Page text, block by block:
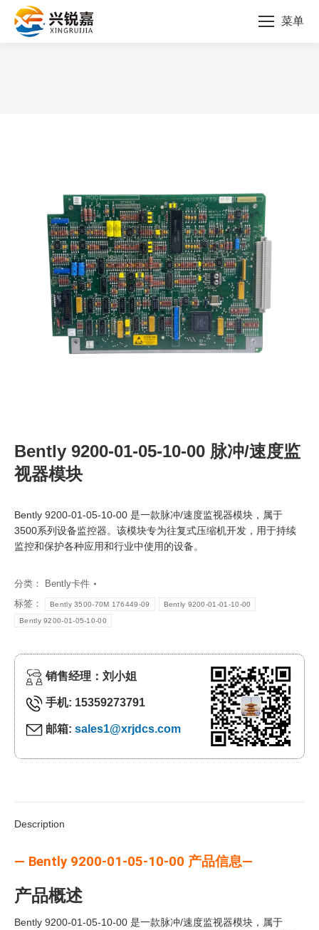
菜单
Bently 9200-01-05-10-00 脉冲/速度监
视器模块
Bently 9200-01-05-10-00 是一款脉冲/速度监视器模块，属于
3500系列设备监控器。该模块专为往复式压缩机开发，用于持续
监控和保护各种应用和行业中使用的设备。
分类：
Bently卡件
标签：
Bently 3500-70M 176449-09 Bently 9200-01-01-10-00
Bently 9200-01-05-10-00
销售经理：刘小姐
手机: 15359273791
邮箱: sales1@xrjdcs.com
Description
— Bently 9200-01-05-10-00 产品信息—
产品概述
Bently 9200-01-05-10-00 是一款脉冲/速度监视器模块，属于